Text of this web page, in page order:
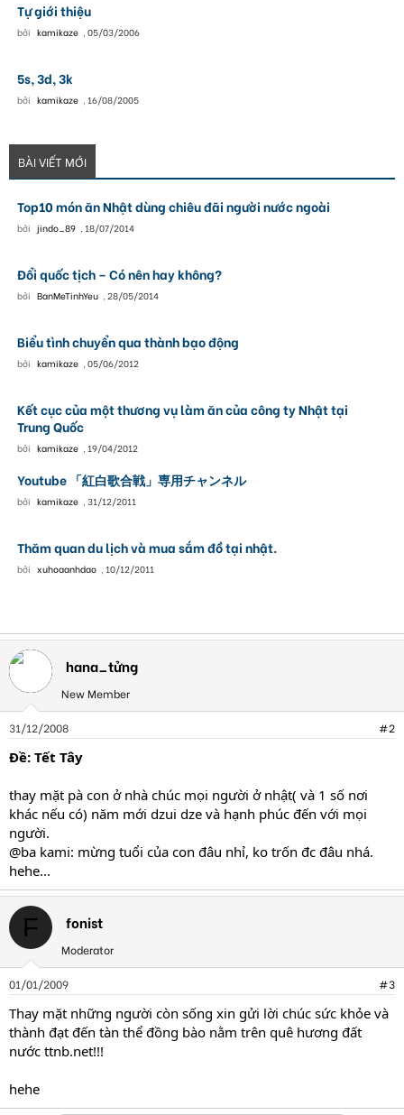
Tự giới thiệu
bởi kamikaze , 05/03/2006
5s, 3d, 3k
bởi kamikaze , 16/08/2005
BÀI VIẾT MỚI
Top10 món ăn Nhật dùng chiêu đãi người nước ngoài
bởi jindo_89 , 18/07/2014
Đổi quốc tịch – Có nên hay không?
bởi BanMeTinhYeu , 28/05/2014
Biểu tình chuyển qua thành bạo động
bởi kamikaze , 05/06/2012
Kết cục của một thương vụ làm ăn của công ty Nhật tại
Trung Quốc
bởi kamikaze , 19/04/2012
Youtube 「紅白歌合戦」専用チャンネル
bởi kamikaze , 31/12/2011
Thăm quan du lịch và mua sắm đồ tại nhật.
bởi xuhoaanhdao , 10/12/2011
hana_tửng
New Member
31/12/2008 #2
Ðề: Tết Tây
thay mặt pà con ở nhà chúc mọi người ở nhật( và 1 số nơi
khác nếu có) năm mới dzui dze và hạnh phúc đến với mọi
người.
@ba kami: mừng tuổi của con đâu nhỉ, ko trốn đc đâu nhá.
hehe...
F fonist
Moderator
01/01/2009 #3
Thay mặt những người còn sống xin gửi lời chúc sức khỏe và
thành đạt đến tàn thể đồng bào nằm trên quê hương đất
nước ttnb.net!!!
hehe